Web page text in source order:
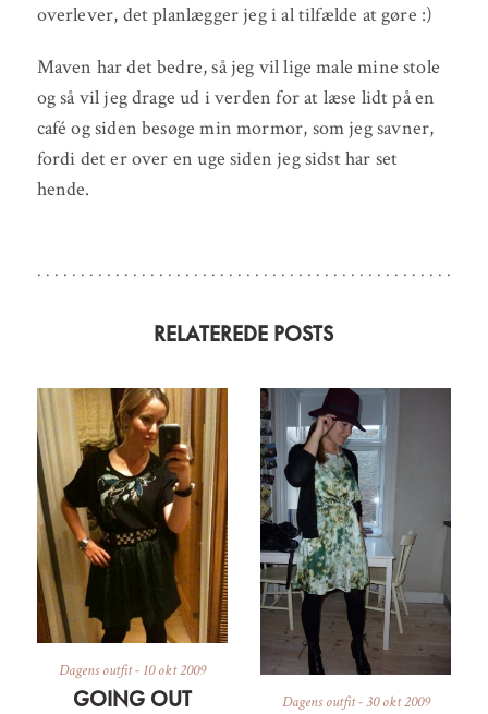
overlever, det planlægger jeg i al tilfælde at gøre :)
Maven har det bedre, så jeg vil lige male mine stole
og så vil jeg drage ud i verden for at læse lidt på en
café og siden besøge min mormor, som jeg savner,
fordi det er over en uge siden jeg sidst har set
hende.
RELATEREDE POSTS
Dagens outfit- 10 okt 2009
GOING OUT Dagens outfit-30 okt 2009